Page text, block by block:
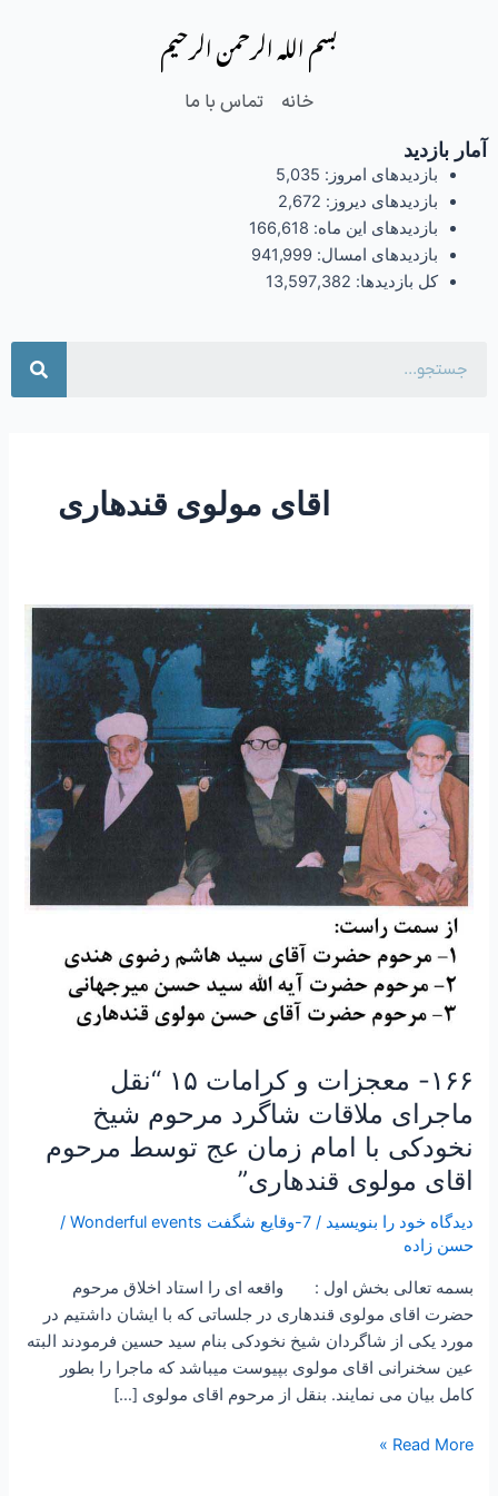
بسم الله الرحمن الرحیم
خانه تماس با ما
آمار بازدید
بازدیدهای امروز: 5,035
بازدیدهای دیروز: 2,672
بازدیدهای این ماه: 166,618
بازدیدهای امسال: 941,999
کل بازدیدها: 13,597,382
اقای مولوی قندهاری
۱۶۶- معجزات و کرامات ۱۵ “نقل
ماجرای ملاقات شاگرد مرحوم شیخ
نخودکی با امام زمان عج توسط مرحوم
اقای مولوی قندهاری”
دیدگاه‌ خود را بنویسید /7-وقایع شگفت Wonderful events
/
حسن زاده
بسمه تعالی بخش اول : واقعه ای را استاد اخلاق مرحوم
حضرت اقای مولوی قندهاری در جلساتی که با ایشان داشتیم در
مورد یکی از شاگردان شیخ نخودکی بنام سید حسین فرمودند البته
عین سخنرانی اقای مولوی بپیوست میباشد که ماجرا را بطور
کامل بیان می نمایند. بنقل از مرحوم اقای مولوی […]
۱۶۶-
معجزات
کرامات
۱۵
“نقل
ماجرای
ملاقات
شاگرد
مرحوم
شیخ
نخودکی
امام
زمان
عج
مرحوم
مولوی
قندهاری”
Read More »